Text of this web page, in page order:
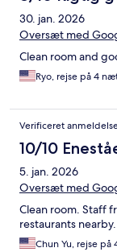
30. jan. 2026
Oversæt med
Clean room and
Ryo, rejse på 4
Verificeret
10/10
5. jan. 2026
Oversæt med
Clean room. Staff
restaurants nearby.
Chun Yu, rejse